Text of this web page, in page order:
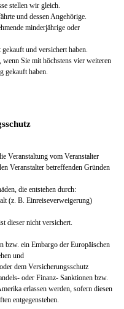
stellen wir gleich.
und dessen Angehörige.
minderjährige oder
und versichert haben.
Sie mit höchstens vier weiteren
gekauft haben.
Veranstaltung vom Veranstalter
Veranstalter betreffenden Gründen
die entstehen durch:
(z. B. Einreiseverweigerung)
dieser nicht versichert.
ein Embargo der Europäischen
und
dem Versicherungsschutz
oder Finanz- Sanktionen bzw.
erlassen werden, sofern diesen
entgegenstehen.